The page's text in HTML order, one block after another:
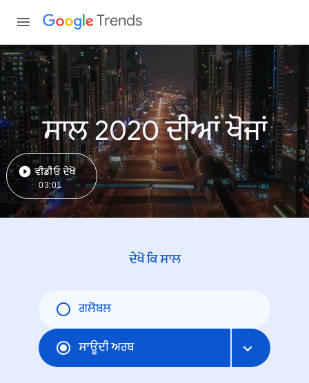
Trends
ਸਾਲ 2020 ਦੀਆਂ ਖੋਜਾਂ
ਵੀਡੀਓ ਦੇਖੋ
03:01
ਦੇਖੋ ਕਿ ਸਾਲ
ਗਲੋਬਲ
ਸਾਊਦੀ ਅਰਬ